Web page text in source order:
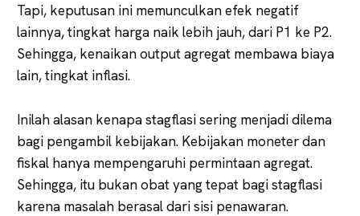
Tapi, keputusan ini memunculkan efek negatif
lainnya, tingkat harga naik lebih jauh, dari P1 ke P2.
Sehingga, kenaikan output agregat membawa biaya
lain, tingkat inflasi.
Inilah alasan kenapa stagflasi sering menjadi dilema
bagi pengambil kebijakan. Kebijakan moneter dan
fiskal hanya mempengaruhi permintaan agregat.
Sehingga, itu bukan obat yang tepat bagi stagflasi
karena masalah berasal dari sisi penawaran.